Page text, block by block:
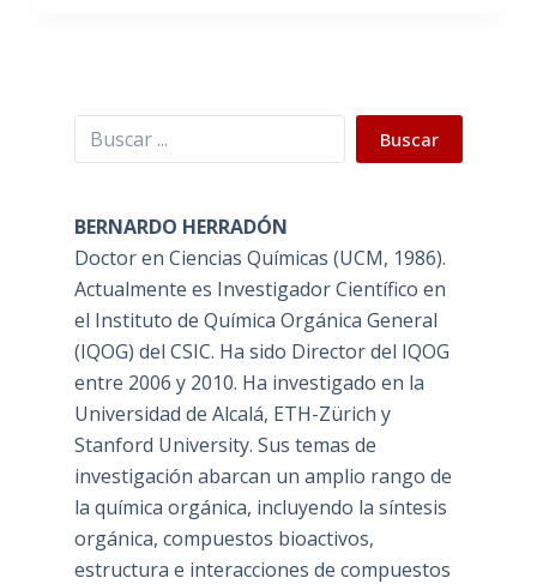
Buscar Buscar
BERNARDO HERRADÓN
Doctor en Ciencias Químicas (UCM, 1986).
Actualmente es Investigador Científico en
el Instituto de Química Orgánica General
(IQOG) del CSIC. Ha sido Director del IQOG
entre 2006 y 2010. Ha investigado en la
Universidad de Alcalá, ETH-Zürich y
Stanford University. Sus temas de
investigación abarcan un amplio rango de
la química orgánica, incluyendo la síntesis
orgánica, compuestos bioactivos,
estructura e interacciones de compuestos